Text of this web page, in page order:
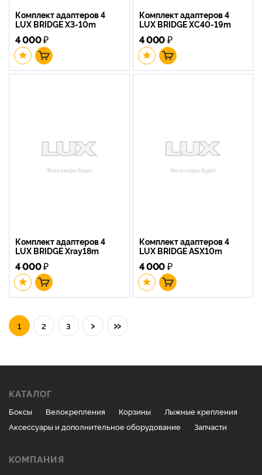
Комплект адаптеров 4
LUX BRIDGE X3-10m
4 000₽
Комплект адаптеров 4
LUX BRIDGE XC40-19m
4 000₽
Комплект адаптеров 4
LUX BRIDGE Xray18m
4 000₽
Комплект адаптеров 4
LUX BRIDGE ASX10m
4 000₽
1 2 3 › »
КАТАЛОГ
Боксы Велокрепления Корзины
Лыжные крепления
Аксессуары и дополнительное оборудование
Запчасти
КОМПАНИЯ